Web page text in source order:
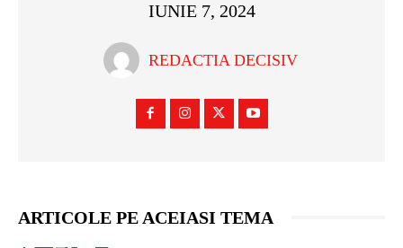
IUNIE 7, 2024
REDACTIA DECISIV
ARTICOLE PE ACEIASI TEMA